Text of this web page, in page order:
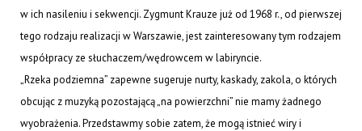
w ich nasileniu i sekwencji. Zygmunt Krauze już od 1968 r., od pierwszej
tego rodzaju realizacji w Warszawie, jest zainteresowany tym rodzajem
współpracy ze słuchaczem/wędrowcem w labiryncie.
„Rzeka podziemna” zapewne sugeruje nurty, kaskady, zakola, o których
obcując z muzyką pozostającą „na powierzchni” nie mamy żadnego
wyobrażenia. Przedstawmy sobie zatem, że mogą istnieć wiry i